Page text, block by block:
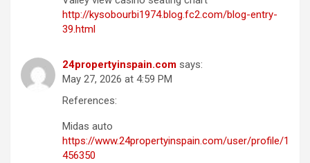
http://kysobourbi1974.blog.fc2.com/blog-entry-
39.html
24propertyinspain.com says:
May 27, 2026 at 4:59 PM
References:
Midas auto
https://www.24propertyinspain.com/user/profile/1
456350